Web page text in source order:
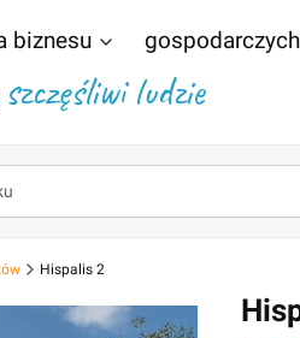
biznesu gospodarczych
ludzie
Hispalis 2